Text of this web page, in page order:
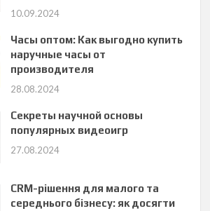
10.09.2024
Часы оптом: Как выгодно купить
наручные часы от
производителя
28.08.2024
Секреты научной основы
популярных видеоигр
27.08.2024
CRM-рішення для малого та
середнього бізнесу: як досягти